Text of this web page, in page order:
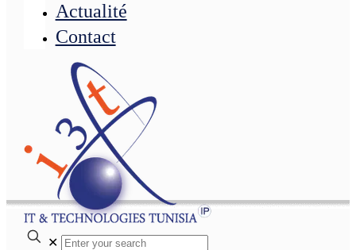
Actualité
Contact
✕